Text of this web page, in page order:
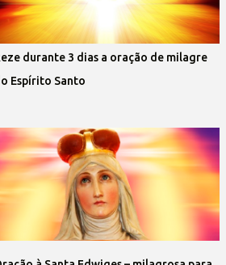
durante 3 dias a oração de milagre
Espírito Santo